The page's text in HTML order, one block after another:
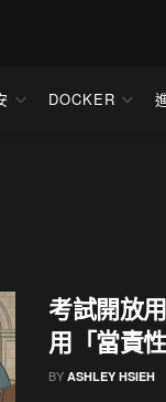
DOCKER
考試開放
用「當責
BY ASHLEY HSIEH